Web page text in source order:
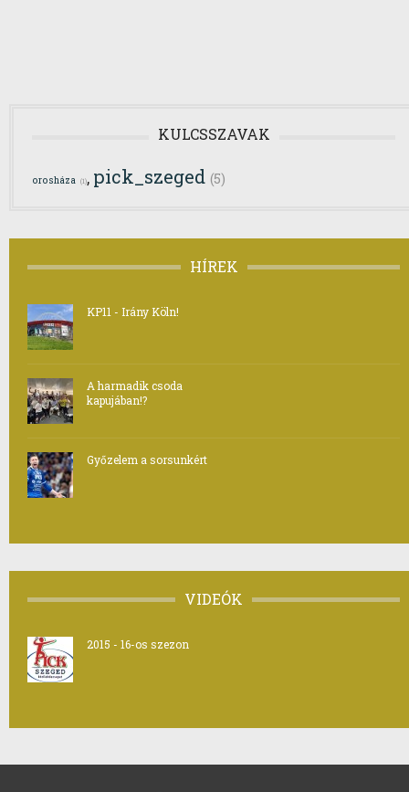
KULCSSZAVAK
orosháza (1), pick_szeged (5)
HÍREK
KP11 - Irány Köln!
A harmadik csoda
kapujában!?
Győzelem a sorsunkért
VIDEÓK
2015 - 16-os szezon